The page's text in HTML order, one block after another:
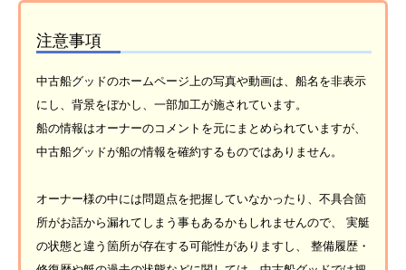
注意事項
中古船グッドのホームページ上の写真や動画は、船名を非表示
にし、背景をぼかし、一部加工が施されています。
船の情報はオーナーのコメントを元にまとめられていますが、
中古船グッドが船の情報を確約するものではありません。
オーナー様の中には問題点を把握していなかったり、不具合箇
所がお話から漏れてしまう事もあるかもしれませんので、 実艇
の状態と違う箇所が存在する可能性がありますし、 整備履歴・